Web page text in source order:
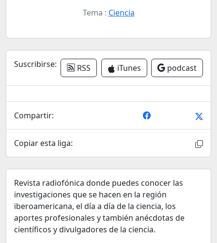
Tema : Ciencia
Suscribirse: RSS iTunes podcast
Compartir:
Copiar esta liga:
Revista radiofónica donde puedes conocer las
investigaciones que se hacen en la región
iberoamericana, el día a día de la ciencia, los
aportes profesionales y también anécdotas de
científicos y divulgadores de la ciencia.